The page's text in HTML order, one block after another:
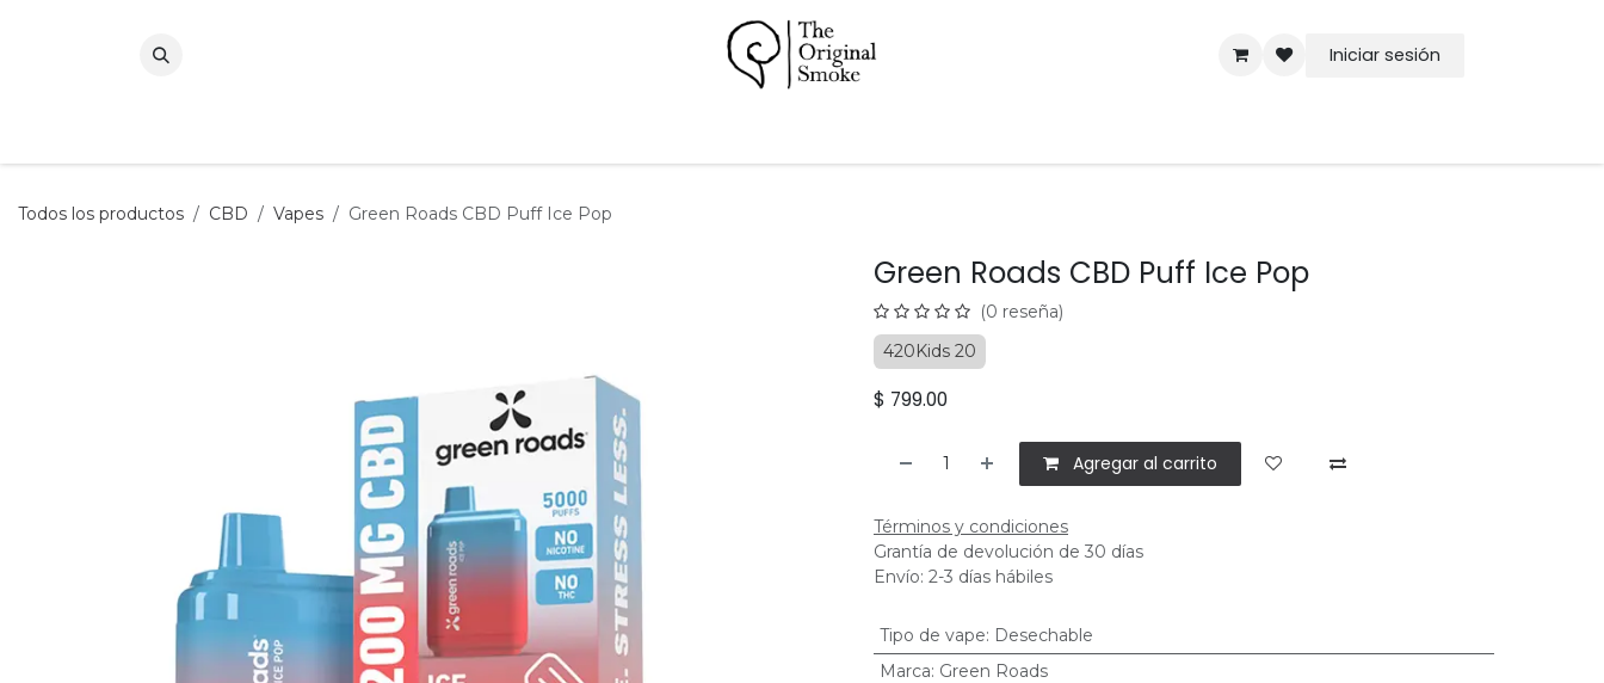
Iniciar sesión
Todos los productos CBD Vapes Green Roads CBD Puff Ice Pop
Green Roads CBD Puff Ice Pop
(0 reseña)
420Kids 20
$ 799.00
Agregar al carrito
Términos y condiciones
Grantía de devolución de 30 días
Envío: 2-3 días hábiles
Tipo de vape: Desechable
Marca: Green Roads